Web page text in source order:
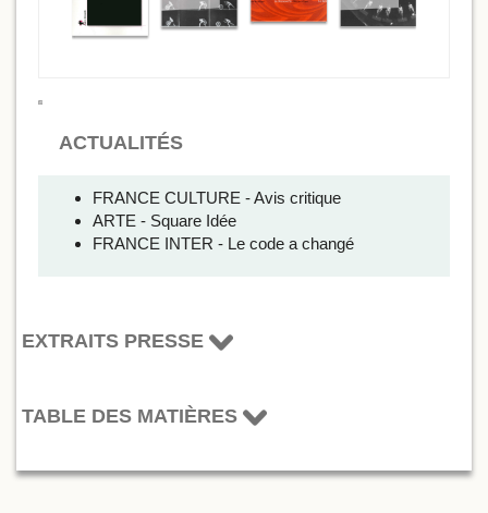
ACTUALITÉS
FRANCE CULTURE - Avis critique
ARTE - Square Idée
FRANCE INTER - Le code a changé
EXTRAITS PRESSE
TABLE DES MATIÈRES